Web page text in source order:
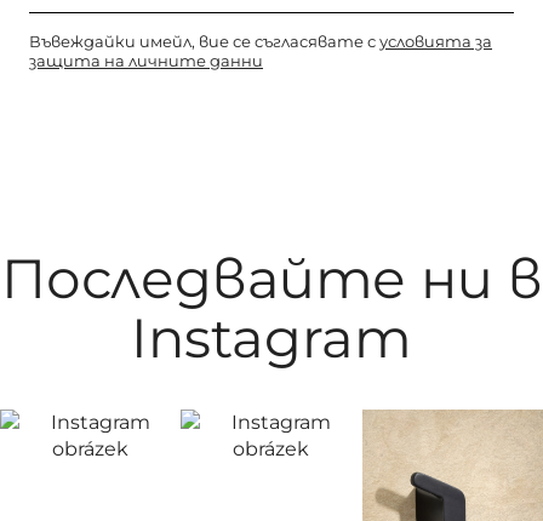
Въвеждайки имейл, вие се съгласявате сусловията за
защита на личните данни
Последвайте ни в
Instagram